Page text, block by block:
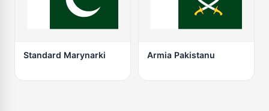
Standard Marynarki Armia Pakistanu